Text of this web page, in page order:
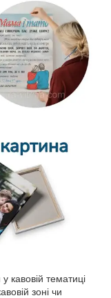
кавовій тематиці
зоні чи